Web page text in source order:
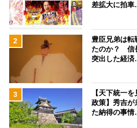
差拡大に拍
2
豊臣兄弟は転
たのか？ 信
突出した経
3
【天下統一
政策】秀吉が
た納得の事